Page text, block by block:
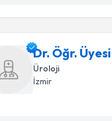
Dr. Öğr.
Üroloji
İzmir